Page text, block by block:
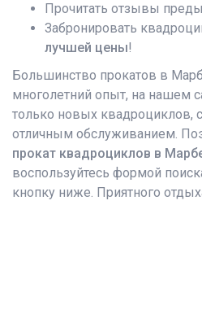
Прочитать отзывы
Забронировать
лучшей цены!
Большинство прокатов в
многолетний опыт, на нашем
только новых квадроциклов,
отличным обслуживанием.
прокат квадроциклов в
воспользуйтесь формой
кнопку ниже. Приятного